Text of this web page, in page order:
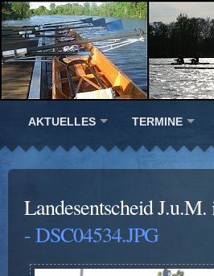
AKTUELLES TERMINE
Landesentscheid
- DSC04534.JPG